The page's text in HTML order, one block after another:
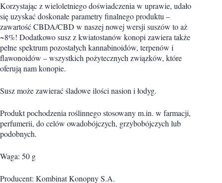
Korzystając z wieloletniego doświadczenia w uprawie, udało
się uzyskać doskonałe parametry finalnego produktu –
zawartość CBDA/CBD w naszej nowej wersji suszów to aż
~8%! Dodatkowo susz z kwiatostanów konopi zawiera także
pełne spektrum pozostałych kannabinoidów, terpenów i
flawonoidów – wszystkich pożytecznych związków, które
oferują nam konopie.
Susz może zawierać śladowe ilości nasion i łodyg.
Produkt pochodzenia roślinnego stosowany m.in. w farmacji,
perfumerii, do celów owadobójczych, grzybobójczych lub
podobnych.
Waga: 50 g
Producent: Kombinat Konopny S.A.